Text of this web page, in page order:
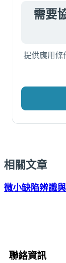
需要
提供應用條
相關文章
微小缺陷辨識
聯絡資訊